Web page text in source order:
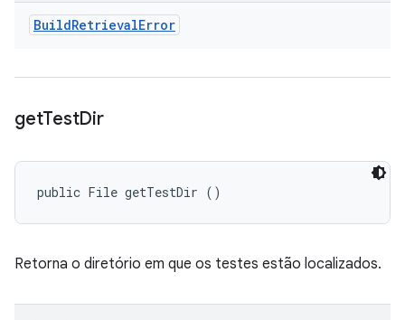
BuildRetrievalError
getTestDir
public File getTestDir ()
Retorna o diretório em que os testes estão localizados.